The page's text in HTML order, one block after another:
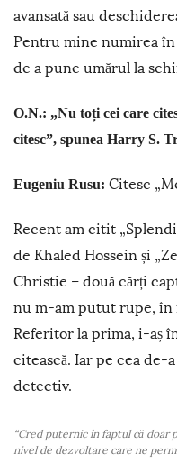
avansată sau
Pentru mine numirea
de a pune umărul la
O.N.: „Nu toți cei care
citesc”, spunea Harry S.
Eugeniu Rusu: Citesc
Recent am citit
de Khaled Hossein și
Christie – două cărți
nu m-am putut rupe, în
Referitor la prima, i-aș
citească. Iar pe cea de-
detectiv.
“Cred puternic în faptul că doar
nivel de dezvoltare care ne